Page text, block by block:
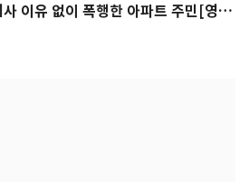
사 이유 없이 폭행한 아파트 주민[영